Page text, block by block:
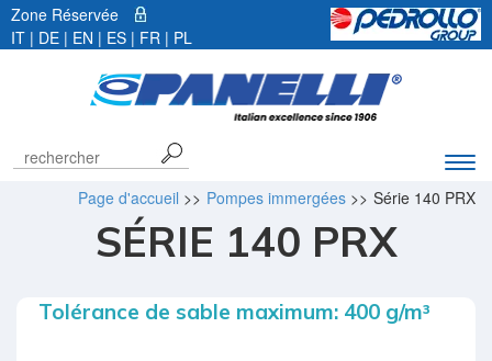
Zone Réservée
IT | DE | EN | ES | FR | PL
Série 140 PRX
Pompes immergées >>
Page d'accueil >>
SÉRIE 140 PRX
Tolérance de sable maximum: 400 g/m³